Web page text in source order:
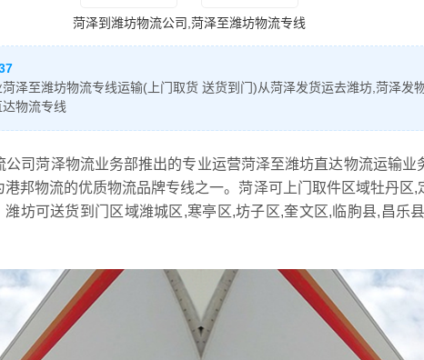
菏泽到潍坊物流公司,菏泽至潍坊物流专线
泽至潍坊物流专线运输(上门取货 送货到门)从菏泽发货运去潍坊,菏泽发
物流专线
公司菏泽物流业务部推出的专业运营菏泽至潍坊直达物流运输业
邦物流的优质物流品牌专线之一。菏泽可上门取件区域牡丹区,
潍坊可送货到门区域潍城区,寒亭区,坊子区,奎文区,临朐县,昌乐